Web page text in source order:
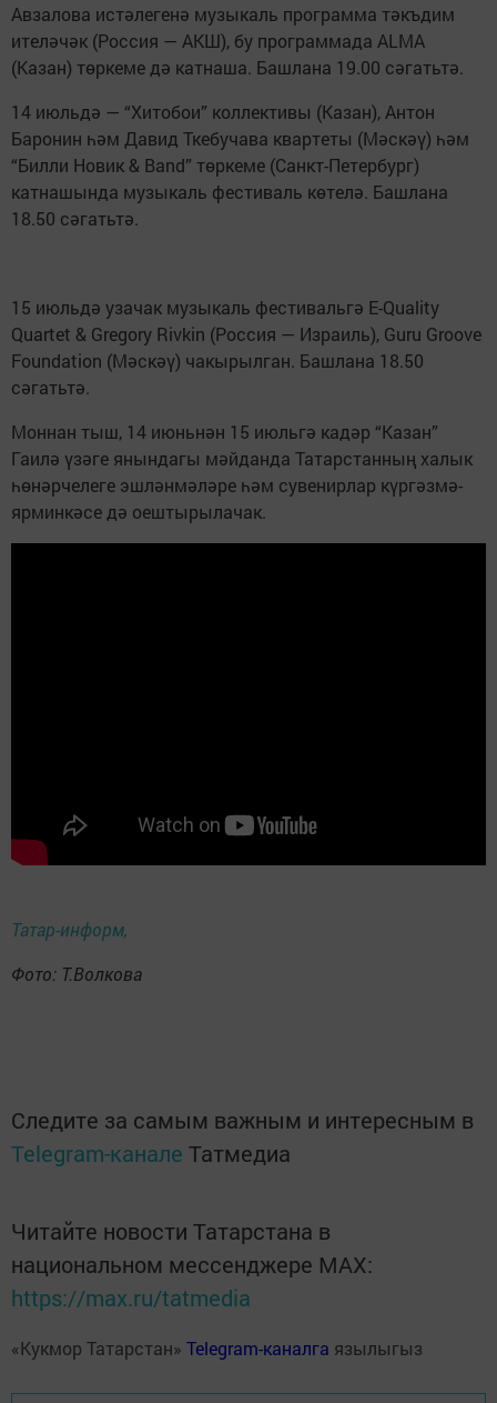
Авзалова истәлегенә музыкаль программа тәкъдим
ителәчәк (Россия — АКШ), бу программада ALMA
(Казан) төркеме дә катнаша. Башлана 19.00 сәгатьтә.
14 июльдә — “Хитобои” коллективы (Казан), Антон
Баронин һәм Давид Ткебучава квартеты (Мәскәү) һәм
“Билли Новик & Band” төркеме (Санкт-Петербург)
катнашында музыкаль фестиваль көтелә. Башлана
18.50 сәгатьтә.
15 июльдә узачак музыкаль фестивальгә E-Quality
Quartet & Gregory Rivkin (Россия — Израиль), Guru Groove
Foundation (Мәскәү) чакырылган. Башлана 18.50
сәгатьтә.
Моннан тыш, 14 июньнән 15 июльгә кадәр “Казан”
Гаилә үзәге янындагы мәйданда Татарстанның халык
һөнәрчелеге эшләнмәләре һәм сувенирлар күргәзмә-
ярминкәсе дә оештырылачак.
Татар-информ,
Фото: Т.Волкова
Следите за самым важным и интересным в
Telegram-канале Татмедиа
Читайте новости Татарстана в
национальном мессенджере MАХ:
https://max.ru/tatmedia
«Кукмор Татарстан» Telegram-каналга язылыгыз